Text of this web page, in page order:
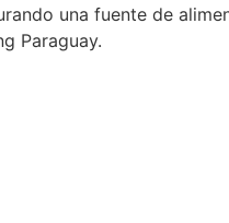
una fuente de
Paraguay.